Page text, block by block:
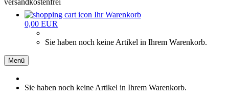
Ihr Warenkorb
0,00 EUR
Sie haben noch keine Artikel in Ihrem Warenkorb.
Menü
Sie haben noch keine Artikel in Ihrem Warenkorb.